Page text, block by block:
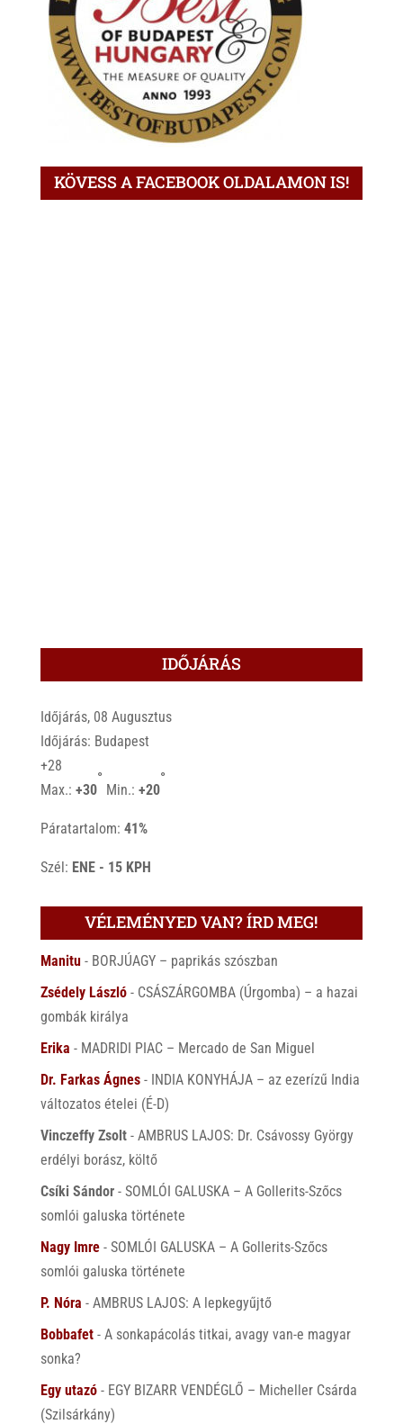
KÖVESS A FACEBOOK OLDALAMON IS!
IDŐJÁRÁS
Időjárás, 08 Augusztus
Időjárás: Budapest
+28
Max.: +30
°
Min.: +20
°
Páratartalom: 41%
Szél: ENE - 15 KPH
VÉLEMÉNYED VAN? ÍRD MEG!
Manitu- BORJÚAGY – paprikás szószban
Zsédely László- CSÁSZÁRGOMBA (Úrgomba) – a hazai
gombák királya
Erika - MADRIDI PIAC – Mercado de San Miguel
Dr. Farkas Ágnes- INDIA KONYHÁJA – az ezerízű India
változatos ételei (É-D)
Vinczeffy Zsolt- AMBRUS LAJOS: Dr. Csávossy György
erdélyi borász, költő
Csíki Sándor- SOMLÓI GALUSKA – A Gollerits-Szőcs
somlói galuska története
Nagy Imre- SOMLÓI GALUSKA – A Gollerits-Szőcs
somlói galuska története
P. Nóra - AMBRUS LAJOS: A lepkegyűjtő
Bobbafet- A sonkapácolás titkai, avagy van-e magyar
sonka?
Egy utazó- EGY BIZARR VENDÉGLŐ – Micheller Csárda
(Szilsárkány)